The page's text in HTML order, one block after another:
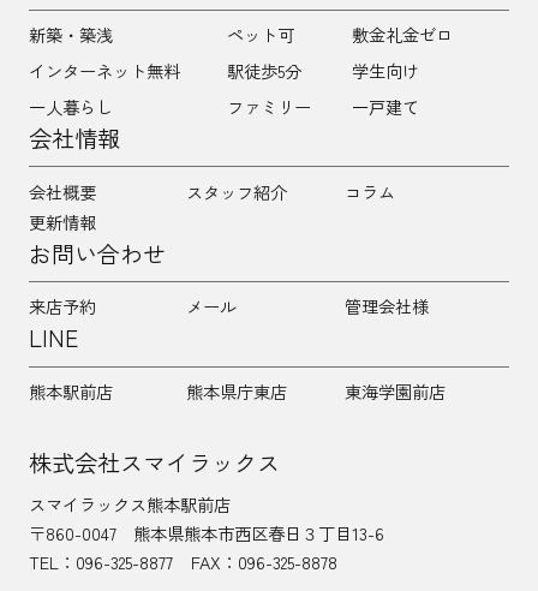
新築・築浅 ペット可
敷金礼金ゼロ
インターネット無料
駅徒歩5分
学生向け
一人暮らし
ファミリー 一戸建て
会社情報
会社概要 スタッフ紹介
コラム
更新情報
お問い合わせ
来店予約 メール 管理会社様
LINE
熊本駅前店 熊本県庁東店 東海学園前店
株式会社スマイラックス
スマイラックス熊本駅前店
〒860-0047
熊本県熊本市西区春日３丁目13-6
TEL： 096-325-8877 FAX：096-325-8878